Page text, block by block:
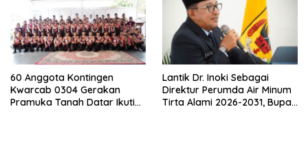
60 Anggota Kontingen
Kwarcab 0304 Gerakan
Pramuka Tanah Datar Ikuti
Lantik Dr. Inoki Sebagai
Direktur Perumda Air Minum
Tirta Alami 2026-2031, Bupati